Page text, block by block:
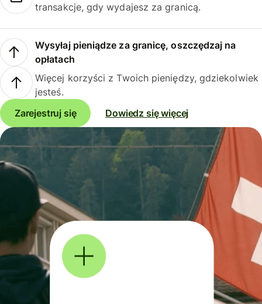
transakcje, gdy wydajesz za granicą.
Wysyłaj pieniądze za granicę, oszczędzaj na
opłatach
Więcej korzyści z Twoich pieniędzy, gdziekolwiek
jesteś.
Zarejestruj się
Dowiedz się więcej